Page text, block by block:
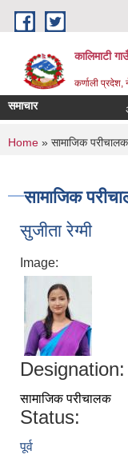
Skip to main content
कालिमाटी
कर्णाली प्रदेश,
समाचार
You are
Home » सामाजिक परीचालक
सामाजिक
सुजीता रेग्मी
Image:
Designation:
सामाजिक परीचालक
Status:
पूर्व